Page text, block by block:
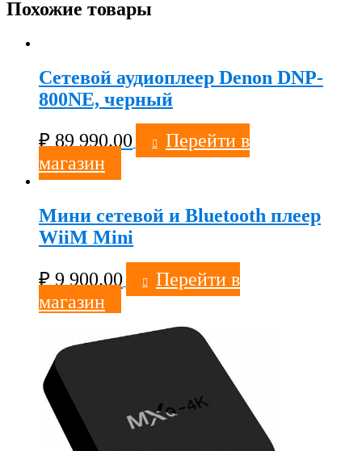
Похожие товары
Сетевой аудиоплеер Denon DNP-
800NE, черный
₽89 990.00
Перейти в
магазин
Мини сетевой и Bluetooth плеер
WiiM Mini
₽9 900.00
Перейти в
магазин